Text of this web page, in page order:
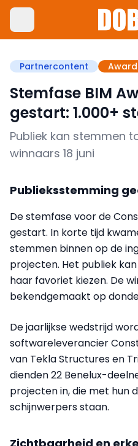
Partnercontent
Stemfase BIM
gestart: 1.000+
Publiek kan stemmen
winnaars 18 juni
Publieksstemming
De stemfase voor de
gestart. In korte tijd
stemmen binnen op de
projecten. Het publiek
haar favoriet kiezen. De
bekendgemaakt op
De jaarlijkse wedstrijd
softwareleverancier
van Tekla Structures en
dienden 22 Benelux-
projecten in, die met hun
schijnwerpers staan.